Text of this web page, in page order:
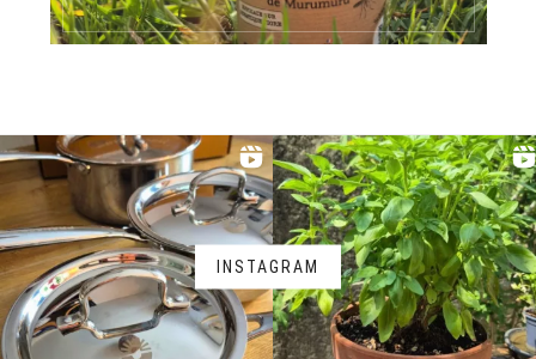
INSTAGRAM